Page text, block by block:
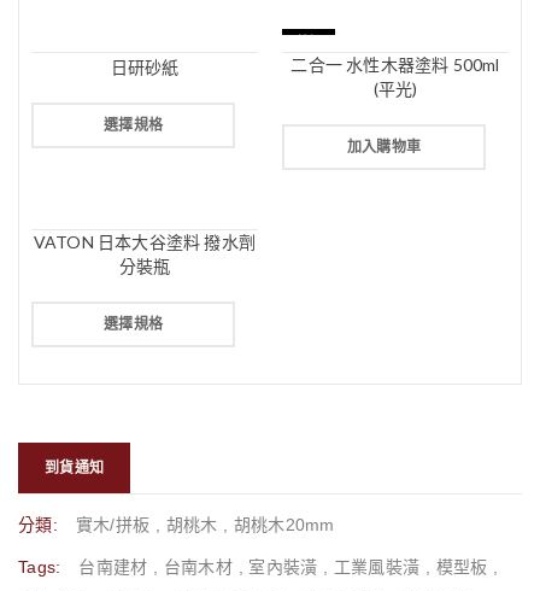
日研砂紙
選擇規格
二合一 水性木器塗料 500ml
(平光)
加入購物車
VATON 日本大谷塗料 撥水劑
分裝瓶
選擇規格
到貨通知
分類: 實木/拼板 胡桃木 胡桃木20mm
Tags: 台南建材 台南木材 室內裝潢 工業風裝潢 模型板